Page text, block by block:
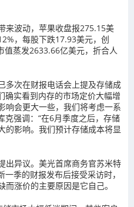
来波动，苹果收盘报275.15美
，每股下跌17.93美元，创
值蒸发2633.66亿美元，折合人
多次在财报电话会上提及存储成
确实看到内存的市场定价大幅增
响会更大一些，我们将考虑一系
克强调：“在6月季度之后，存储
的影响。我们预计存储成本将显
出异议。美光首席商务官苏米特
季的财报发布后接受采访时，
涨价的主要原因是它自己。